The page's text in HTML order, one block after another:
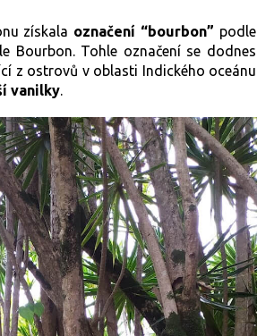
získala označení “bourbon” podle
Bourbon. Tohle označení se dodnes
z ostrovů v oblasti Indického oceánu
vanilky.